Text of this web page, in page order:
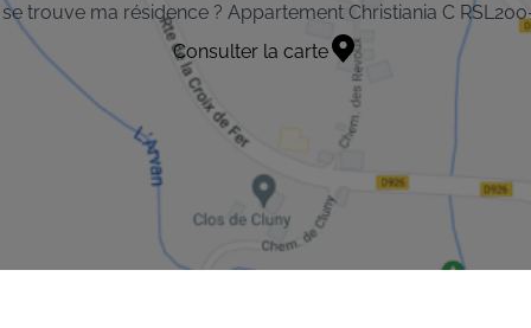
trouve ma résidence ? Appartement Christiania C
Consulter la carte